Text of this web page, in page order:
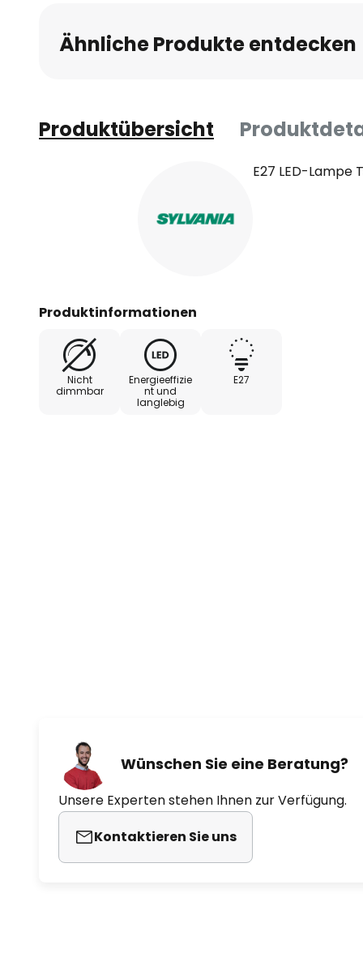
Ähnliche Produkte entdecken
Produktübersicht
E27 LED-Lampe
Produktinformationen
Nicht
dimmbar
Energieeffizie
nt und
langlebig
E27
Wünschen Sie eine Beratung?
Unsere Experten stehen Ihnen zur Verfügung.
Kontaktieren Sie uns